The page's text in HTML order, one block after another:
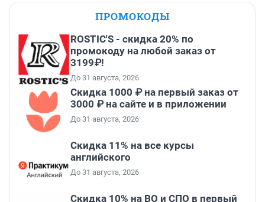
ПРОМОКОДЫ
ROSTIC'S - скидка 20% по
промокоду на любой заказ от
3199₽!
До 31 августа, 2026
Скидка 1000 ₽ на первый заказ от
3000 ₽ на сайте и в приложении
До 31 августа, 2026
Скидка 11% на все курсы
английского
До 31 августа, 2026
Скидка 10% на ВО и СПО в первый